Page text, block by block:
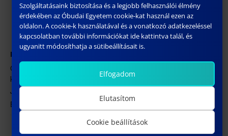
ÓE BGK – 1088 Budapest, József körút 6. J.200
konferenciaterem
József körút 6.
Budapest
Magyarország + Google Térkép
Szolgáltatásaink biztosítása és a legjobb felhasználói élmény
érdekében az Óbudai Egyetem cookie-kat használ ezen az
oldalon. A cookie-k használatával és a vonatkozó adatkezeléssel
kapcsolatban további információkat ide kattintva talál, és
ugyanitt módosíthatja a sütibeállításait is.
Elfogadom
Elutasítom
Cookie beállítások